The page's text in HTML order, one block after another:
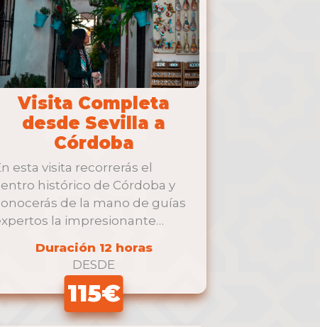
Visita Completa
desde Sevilla a
Córdoba
esta visita recorrerás el
histórico de Córdoba y
de la mano de guías
la impresionante
Duración 12 horas
DESDE
115€